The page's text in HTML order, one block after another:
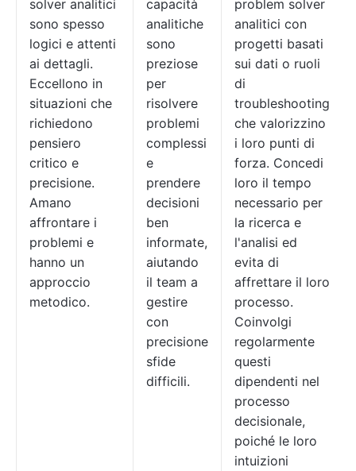
solver analitici
sono spesso
logici e attenti
ai dettagli.
Eccellono in
situazioni che
richiedono
pensiero
critico e
precisione.
Amano
affrontare i
problemi e
hanno un
approccio
metodico.
capacità
analitiche
sono
preziose
per
risolvere
problemi
complessi
e
prendere
decisioni
ben
informate,
aiutando
il team a
gestire
con
precisione
sfide
difficili.
problem solver
analitici con
progetti basati
sui dati o ruoli
di
troubleshooting
che valorizzino
i loro punti di
forza. Concedi
loro il tempo
necessario per
la ricerca e
l'analisi ed
evita di
affrettare il loro
processo.
Coinvolgi
regolarmente
questi
dipendenti nel
processo
decisionale,
poiché le loro
intuizioni